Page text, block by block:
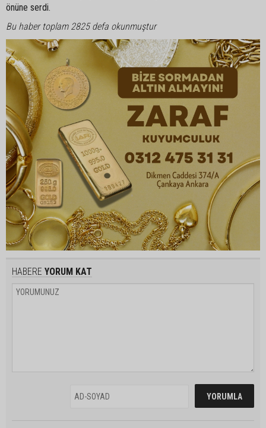
önüne serdi.
Bu haber toplam 2825 defa okunmuştur
HABERE YORUM KAT